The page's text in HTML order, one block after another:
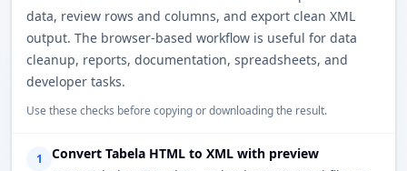
data, review rows and columns, and export clean XML
output. The browser-based workflow is useful for data
cleanup, reports, documentation, spreadsheets, and
developer tasks.
Use these checks before copying or downloading the result.
1
Convert Tabela HTML to XML with preview